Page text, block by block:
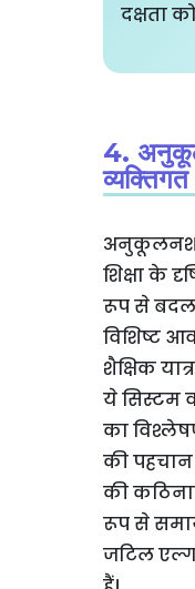
दक्षता
4.
व्यक्तिगत
शिक्षा के
रूप से
विशिष्ट
शैक्षिक
ये सिस्टम
का
की पहचान
की
रूप से
जटिल